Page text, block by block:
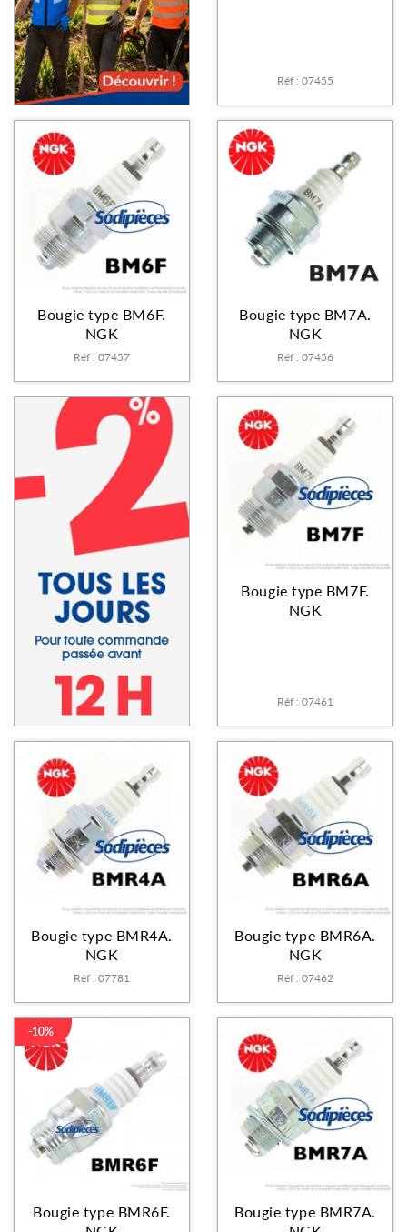
Réf : 07455
Bougie type BM6F.
NGK
Réf : 07457
Bougie type BM7A.
NGK
Réf : 07456
Bougie type BM7F.
NGK
Réf : 07461
Bougie type BMR4A.
NGK
Réf : 07781
Bougie type BMR6A.
NGK
Réf : 07462
Bougie type BMR6F.
-10%
Bougie type BMR7A.